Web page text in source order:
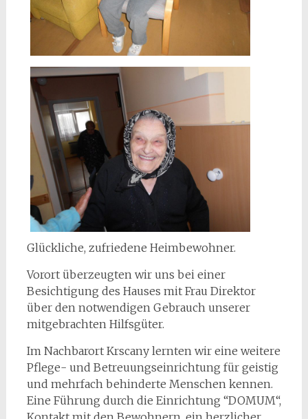
Glückliche, zufriedene Heimbewohner.
Vorort überzeugten wir uns bei einer
Besichtigung des Hauses mit Frau Direktor
über den notwendigen Gebrauch unserer
mitgebrachten Hilfsgüter.
Im Nachbarort Krscany lernten wir eine weitere
Pflege- und Betreuungseinrichtung für geistig
und mehrfach behinderte Menschen kennen.
Eine Führung durch die Einrichtung “DOMUM“,